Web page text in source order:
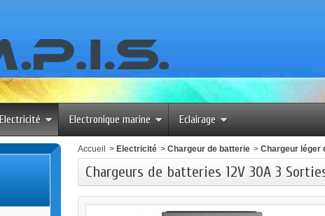
Electricité Electronique marine Eclairage
Accueil > Electricité > Chargeur de batterie > Chargeur léger
Chargeurs de batteries 12V 30A 3